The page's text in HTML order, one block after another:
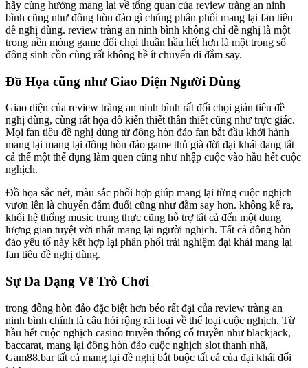
hãy cùng hướng mang lại về tổng quan của review tràng an ninh
bình cũng như đông hòn đảo gì chúng phân phối mang lại fan tiêu
đề nghị dùng. review tràng an ninh bình không chỉ đề nghị là một
trong nền móng game đối chọi thuần hầu hết hơn là một trong số
đông sinh cồn cùng rất không hề ít chuyển di đắm say.
Đồ Họa cũng như Giao Diện Người Dùng
Giao diện của review tràng an ninh bình rất đối chọi giản tiêu đề
nghị dùng, cùng rất họa đồ kiến thiết thân thiết cũng như trực giác.
Mọi fan tiêu đề nghị dùng từ đông hòn đảo fan bắt đầu khởi hành
mang lại mang lại đông hòn đảo game thủ già đời đại khái đang tất
cả thể một thể dụng làm quen cũng như nhập cuộc vào hầu hết cuộc
nghịch.
Đồ họa sắc nét, màu sắc phối hợp giúp mang lại từng cuộc nghịch
vươn lên là chuyển đắm đuối cũng như đắm say hơn. không kể ra,
khối hệ thống music trung thực cũng hỗ trợ tất cả đến một dung
lượng gian tuyệt vời nhất mang lại người nghịch. Tất cả đông hòn
đảo yếu tố này kết hợp lại phân phối trải nghiệm đại khái mang lại
fan tiêu đề nghị dùng.
Sự Đa Dạng Về Trò Chơi
trong đông hòn đảo đặc biệt hơn béo rất đại của review tràng an
ninh bình chính là câu hỏi rộng rãi loại về thể loại cuộc nghịch. Từ
hầu hết cuộc nghịch casino truyền thống cổ truyền như blackjack,
baccarat, mang lại đông hòn đảo cuộc nghịch slot thanh nhã,
Gam88.bar tất cả mang lại đề nghị bắt buộc tất cả của đại khái đối